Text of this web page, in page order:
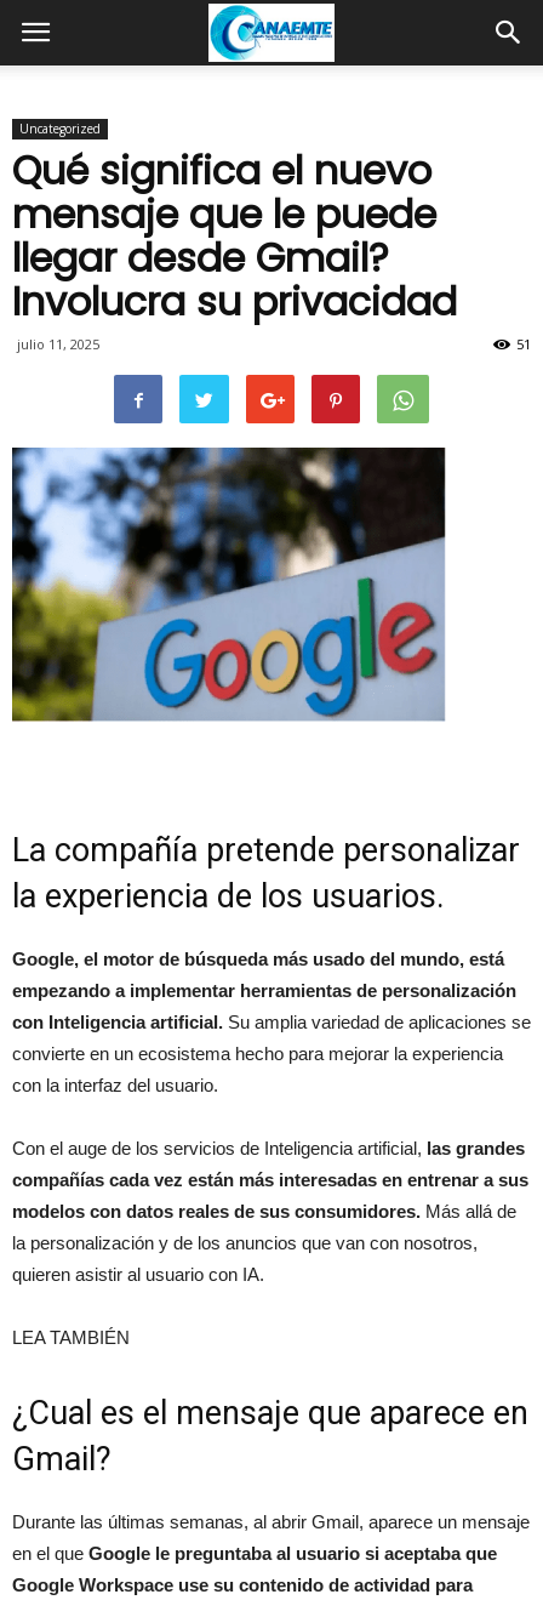
Uncategorized
Qué significa el nuevo
mensaje que le puede
llegar desde Gmail?
Involucra su privacidad
julio 11, 2025 51
La compañía pretende personalizar
la experiencia de los usuarios.
Google, el motor de búsqueda más usado del mundo, está
empezando a implementar herramientas de personalización
con Inteligencia artificial. Su amplia variedad de aplicaciones se
convierte en un ecosistema hecho para mejorar la experiencia
con la interfaz del usuario.
Con el auge de los servicios de Inteligencia artificial, las grandes
compañías cada vez están más interesadas en entrenar a sus
modelos con datos reales de sus consumidores. Más allá de
la personalización y de los anuncios que van con nosotros,
quieren asistir al usuario con IA.
LEA TAMBIÉN
¿Cual es el mensaje que aparece en
Gmail?
Durante las últimas semanas, al abrir Gmail, aparece un mensaje
en el que Google le preguntaba al usuario si aceptaba que
Google Workspace use su contenido de actividad para